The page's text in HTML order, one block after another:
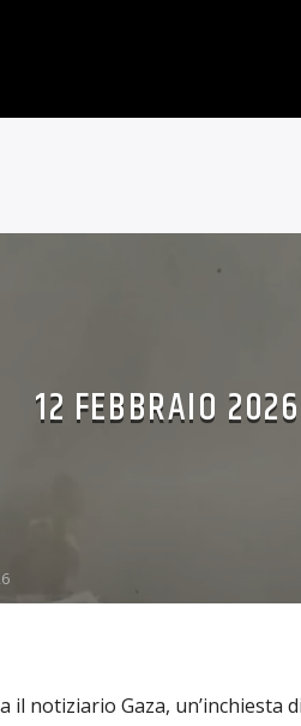
12 FEBBRAIO
il notiziario Gaza, un’inchiesta